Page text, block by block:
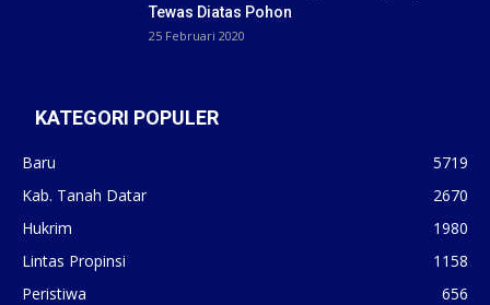
Tewas Diatas Pohon
25 Februari 2020
KATEGORI POPULER
Baru
5719
Kab. Tanah Datar
2670
Hukrim
1980
Lintas Propinsi
1158
Peristiwa
656